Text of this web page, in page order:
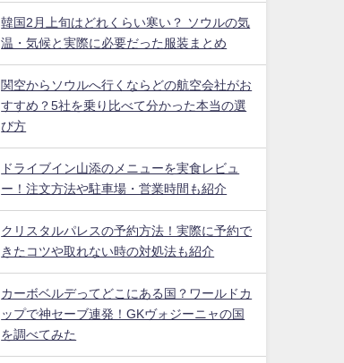
韓国2月上旬はどれくらい寒い？ ソウルの気
温・気候と実際に必要だった服装まとめ
関空からソウルへ行くならどの航空会社がお
すすめ？5社を乗り比べて分かった本当の選
び方
ドライブイン山添のメニューを実食レビュ
ー！注文方法や駐車場・営業時間も紹介
クリスタルパレスの予約方法！実際に予約で
きたコツや取れない時の対処法も紹介
カーボベルデってどこにある国？ワールドカ
ップで神セーブ連発！GKヴォジーニャの国
を調べてみた